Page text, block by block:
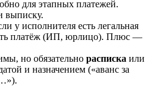
для этапных платежей.
выписку.
у исполнителя есть легальная
платёж (ИП, юрлицо). Плюс —
но обязательно расписка или
и назначением («аванс за